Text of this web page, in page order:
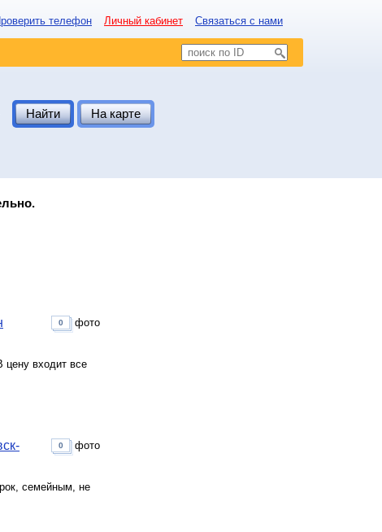
телефон Личный кабинет Связаться с нами
Найти На карте
цену входит все
0 фото
семейным, не
0 фото